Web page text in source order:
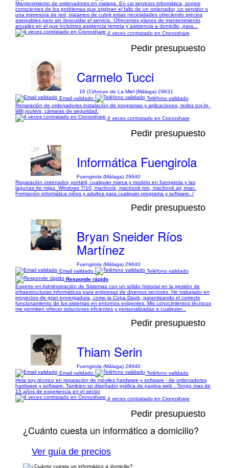
Mantenimiento de ordenadores en malaga. En csi servicios informática, somos
conscientes de los problemas que originan el fallo de un ordenador, un servidor o
una impresora de red, tratamos de cubrir estas necesidades ofreciendo precios
asequibles pero sin descuidar el servicio. Ofrecemos planes de mantenimiento
anuales en el que incluimos asistencia remota y asistencia a domicilio, para...
4 veces contratado en Cronoshare
Pedir presupuesto
Carmelo Tucci
10 (1)Arroyo de La Miel (Málaga) 29631
Email validado
Teléfono validado
Reparación de ordenadores instalación de programas y aplicaciones, redes tcp-Ip ,
Wifi,routers, cámaras de seguridad.
4 veces contratado en Cronoshare
Pedir presupuesto
Informática Fuengirola
Fuengirola (Málaga) 29640
Reparación ordenador, portátil, cualquier marca y modelo en fuengirola y las
lagunas de mijas. Windows 7/10, macbook, macbook pro, macbook air, imac.
Formación informática niños y adultos para cualquier programa y software. /
Pedir presupuesto
Bryan Sneider Ríos
Martínez
Fuengirola (Málaga) 29640
Email validado
Teléfono validado
Responde rápido
Experto en Administración de Sistemas con un sólido historial en la gestión de
infraestructuras informáticas para empresas de diversos sectores. He trabajado en
proyectos de gran envergadura, como la Copa Davis, garantizando el correcto
funcionamiento de los sistemas en entornos exigentes. Mis conocimientos técnicos
me permiten ofrecer soluciones eficientes y personalizadas a cualquier...
Pedir presupuesto
Thiam Serin
Fuengirola (Málaga) 29640
Email validado
Teléfono validado
Hola soy técnico en reparación de móviles hardware y software - de ordenadores
hardware y software. Tambien so diseñador gráfica de pagina web . Tengo mas de
15 años de experiencia en el sector
4 veces contratado en Cronoshare
Pedir presupuesto
¿Cuánto cuesta un informático a domicilio?
Ver guía de precios